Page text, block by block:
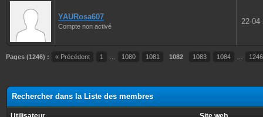
YAURosa607
Compte non activé
22-
Pages (1246) : « Précédent 1 1080 1081 1082 1083 1084 1246
Rechercher dans la Liste des membres